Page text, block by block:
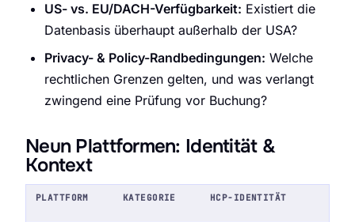
US- vs. EU/DACH-Verfügbarkeit: Existiert die
Datenbasis überhaupt außerhalb der USA?
Privacy- & Policy-Randbedingungen: Welche
rechtlichen Grenzen gelten, und was verlangt
zwingend eine Prüfung vor Buchung?
Neun Plattformen: Identität &
Kontext
PLATTFORM KATEGORIE HCP-IDENTITÄT